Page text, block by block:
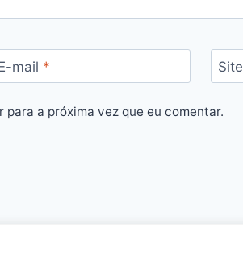
mail * Site
a próxima vez que eu comentar.